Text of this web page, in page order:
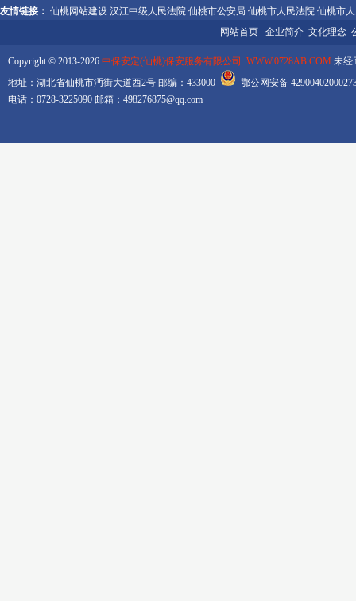
友情链接： 仙桃网站建设 汉江中级人民法院 仙桃市公安局 仙桃市人民法院 仙桃市
网站首页
企业简介 文化理念
Copyright © 2013-2026 中保安定(仙桃)保安服务有限公司 WWW.0728AB.COM 未经
地址：湖北省仙桃市沔街大道西2号 邮编：433000
鄂公网安备
电话：0728-3225090 邮箱：498276875@qq.com